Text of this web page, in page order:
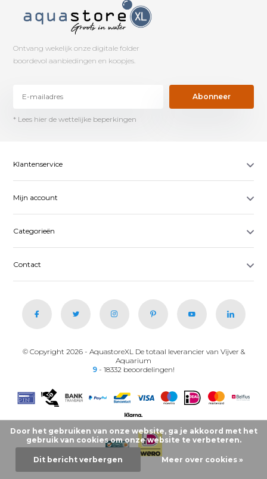
Ontvang wekelijk onze digitale folder
boordevol aanbiedingen en koopjes.
Abonneer
* Lees hier de wettelijke beperkingen
Klantenservice
Mijn account
Categorieën
Contact
© Copyright 2026 - AquastoreXL De totaal leverancier van Vijver &
Aquarium
9 - 18332 beoordelingen!
Door het gebruiken van onze website, ga je akkoord met het
gebruik van cookies om onze website te verbeteren.
Dit bericht verbergen Meer over cookies »